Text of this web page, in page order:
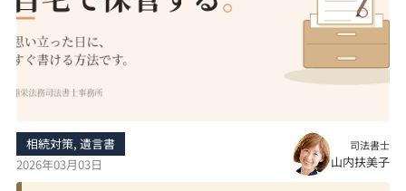
相続対策, 遺言書
2026年03月03日
司法書士
山内扶美子